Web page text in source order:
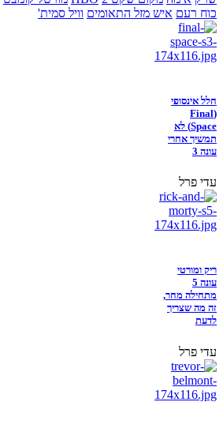
כוח רעם איש מזל התאומים וויל סמית'
חלל אינסופי
(Final
Space) לא
תמשיך אחרי
עונה 3
עדי פרל
ריק ומורטי
עונה 5
מתחילה מחר,
זה מה שצריך
לדעת
עדי פרל